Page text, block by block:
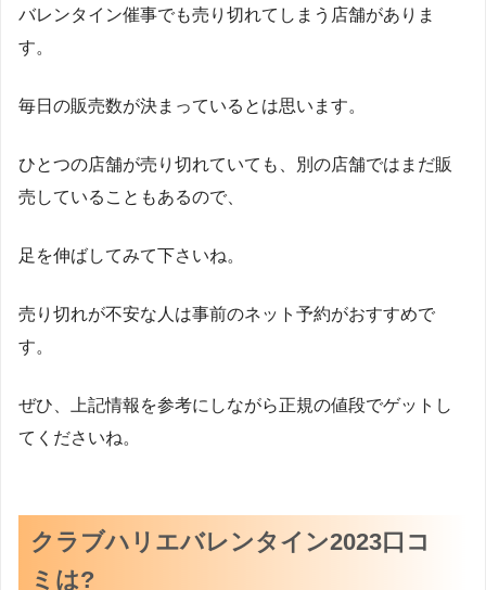
バレンタイン催事でも売り切れてしまう店舗がありま
す。
毎日の販売数が決まっているとは思います。
ひとつの店舗が売り切れていても、別の店舗ではまだ販
売していることもあるので、
足を伸ばしてみて下さいね。
売り切れが不安な人は事前のネット予約がおすすめで
す。
ぜひ、上記情報を参考にしながら正規の値段でゲットし
てくださいね。
クラブハリエバレンタイン2023口コ
ミは?